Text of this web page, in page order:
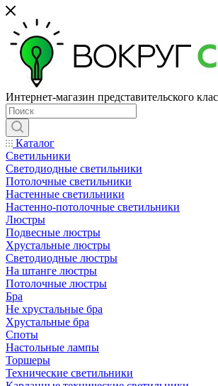
Интернет-магазин представительского
Каталог
Светильники
Светодиодные светильники
Потолочные светильники
Настенные светильники
Настенно-потолочные светильники
Люстры
Подвесные люстры
Хрустальные люстры
Светодиодные люстры
На штанге люстры
Потолочные люстры
Бра
Не хрустальные бра
Хрустальные бра
Споты
Настольные лампы
Торшеры
Технические светильники